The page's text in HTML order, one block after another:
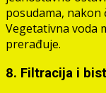
posudama, nakon
Vegetativna voda
prerađuje.
8. Filtracija i